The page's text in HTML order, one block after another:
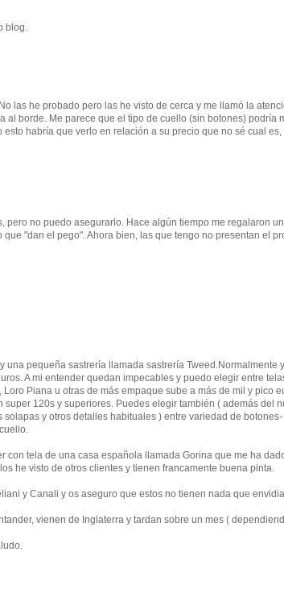
blog.
las he probado pero las he visto de cerca y me llamó la
al borde. Me parece que el tipo de cuello (sin botones) podría
esto habría que verlo en relación a su precio que no sé cual
pero no puedo asegurarlo. Hace algún tiempo me regalaron
que "dan el pego". Ahora bien, las que tengo no presentan el
una pequeña sastrería llamada sastrería Tweed.Normalmente
A mi entender quedan impecables y puedo elegir entre
Piana u otras de más empaque sube a más de mil y pico
super 120s y superiores. Puedes elegir también ( además del
solapas y otros detalles habituales ) entre variedad de
con tela de una casa española llamada Gorina que me ha
he visto de otros clientes y tienen francamente buena pinta.
y Canali y os aseguro que estos no tienen nada que
vienen de Inglaterra y tardan sobre un mes (